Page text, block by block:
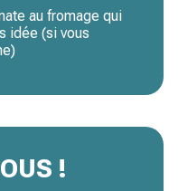
au fromage qui
idée (si vous
!